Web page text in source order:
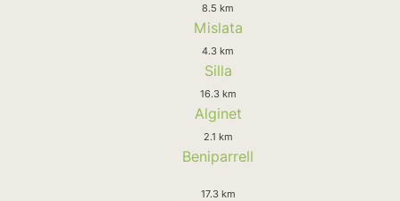
8.5 km
Mislata
4.3 km
Silla
16.3 km
Alginet
2.1 km
Beniparrell
17.3 km